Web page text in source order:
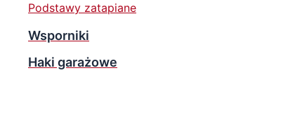
Podstawy zatapiane
Wsporniki
Haki garażowe